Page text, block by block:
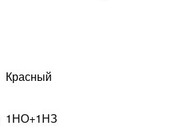
Красный
1НО+1НЗ